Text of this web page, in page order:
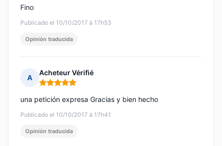
Publicado el 10/10/2017 à 17h53
Fino
Opinión traducida
A
Acheteur Vérifié
Nota: 5 de 5
Publicado el 10/10/2017 à 17h41
una petición expresa Gracias y bien hecho
Opinión traducida